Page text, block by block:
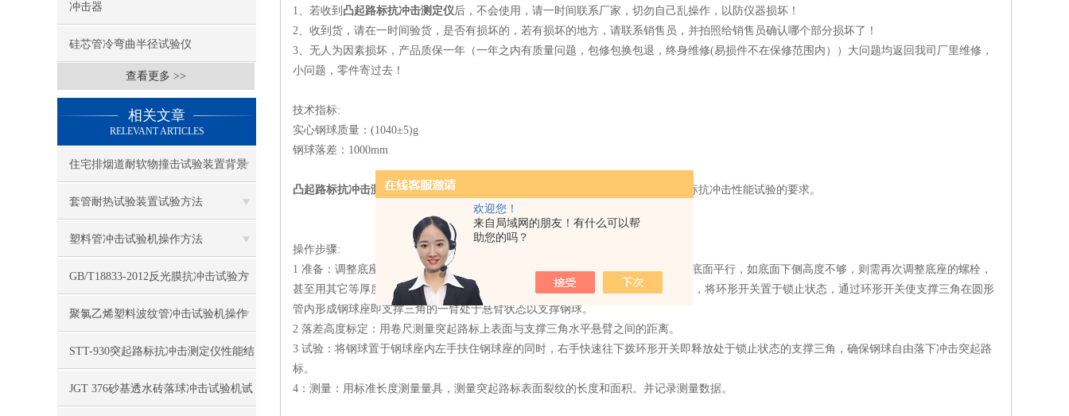
欢迎您！
来自局域网的朋友！有什么可以帮
助您的吗？
冲击器
硅芯管冷弯曲半径试验仪
查看更多 >>
相关文章
RELEVANT ARTICLES
住宅排烟道耐软物撞击试验装置背景
技术目的
套管耐热试验装置试验方法
塑料管冲击试验机操作方法
GB/T18833-2012反光膜抗冲击试验方
法
聚氯乙烯塑料波纹管冲击试验机操作
方法
STT-930突起路标抗冲击测定仪性能结
构
JGT 376砂基透水砖落球冲击试验机试
1、若收到 凸起路标抗冲击测定仪后，不会使用，请一时间联系厂家，切勿自己乱操作，以防仪器损坏！
2、收到货，请在一时间验货，是否有损坏的，若有损坏的地方，请联系销售员，并拍照给销售员确认哪个部分损坏了！
3、无人为因素损坏，产品质保一年（一年之内有质量问题，包修包换包退，终身维修(易损件不在保修范围内））大问题均返回我司厂里维修，
小问题，零件寄过去！
技术指标:
实心钢球质量：(1040±5)g
钢球落差：1000mm
凸起路标抗冲击测定仪符合我国交通行业标准GB/T 24725-2009《突起路标》对路标抗冲击性能试验的要求。
操作步骤:
1 准备：调整底座的螺栓使其底面处于水平，将待测突起路标放到底座下侧并与其底面平行，如底面下侧高度不够，则需再次调整底座的螺栓，
甚至用其它等厚度的块状物垫高底座的高度。将不锈钢导管安装到底座的安装座内，将环形开关置于锁止状态，通过环形开关使支撑三角在圆形
管内形成钢球座即支撑三角的一臂处于悬臂状态以支撑钢球。
2 落差高度标定：用卷尺测量突起路标上表面与支撑三角水平悬臂之间的距离。
3 试验：将钢球置于钢球座内左手扶住钢球座的同时，右手快速往下拨环形开关即释放处于锁止状态的支撑三角，确保钢球自由落下冲击突起路
标。
4：测量：用标准长度测量量具，测量突起路标表面裂纹的长度和面积。并记录测量数据。